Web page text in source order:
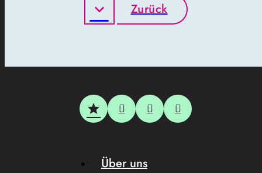
Zurück
Über uns